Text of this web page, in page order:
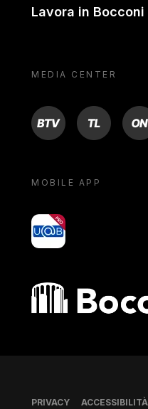
Lavora in Bocconi
MEDIA CENTER
BTV TL ON
MOBILE APP
yoU@B
Bocconi shop
Piè di pagina
PRIVACY